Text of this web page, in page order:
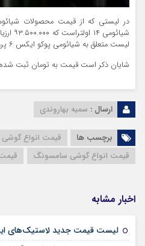
در لیستی که از قیمت محصولات
لیست متعلق به شیائومی پوکو ایکس ۶ پرو با قیمت ۲۷.۶۰۰.۰۰۰ است.
شایان ذکر است قیمت‌ به تومان ثبت
ارسال : سمیه بهاروندی
برچسب ها
قیمت انواع گوشی
قیمت انواع گوشی سامسونگ
اخبار مشابه
لیست قیمت جدید لاستیک‌های ایرانی